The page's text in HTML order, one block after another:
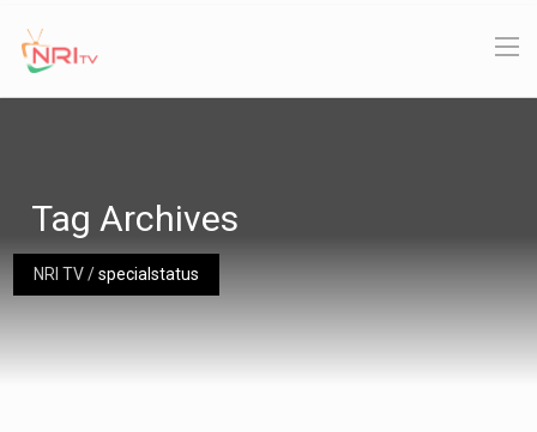
NRI TV/specialstatus
Tag Archives